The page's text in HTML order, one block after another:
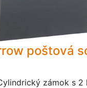
poštová
zámok s 2